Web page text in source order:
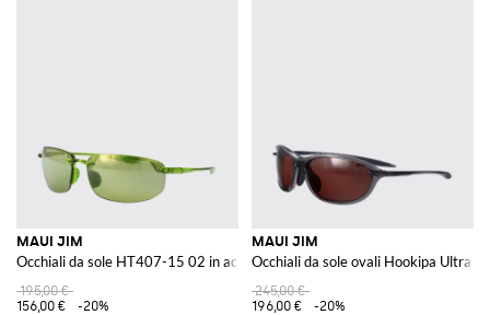
MAUI JIM
Occhiali da sole HT407-15 02 in acetato
195,00 €
156,00 €
-20%
MAUI JIM
Occhiali da sole ovali Hookipa Ultra
245,00 €
196,00 €
-20%